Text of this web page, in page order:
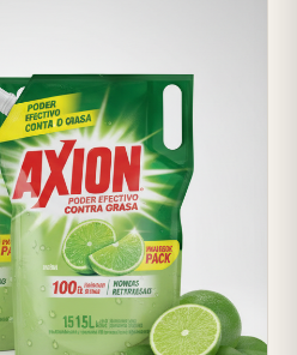
de frescura natural. 🍃 •
para el uso diario de toda la
con el medio ambiente